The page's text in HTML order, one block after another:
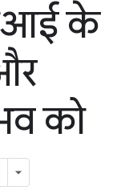
के
को